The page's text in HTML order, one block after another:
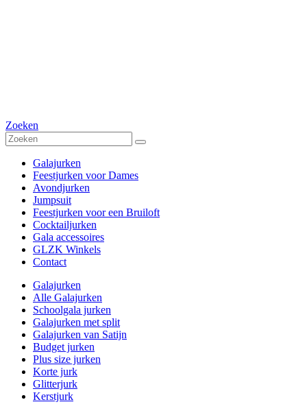
Zoeken
Galajurken
Feestjurken voor Dames
Avondjurken
Jumpsuit
Feestjurken voor een Bruiloft
Cocktailjurken
Gala accessoires
GLZK Winkels
Contact
Galajurken
Alle Galajurken
Schoolgala jurken
Galajurken met split
Galajurken van Satijn
Budget jurken
Plus size jurken
Korte jurk
Glitterjurk
Kerstjurk